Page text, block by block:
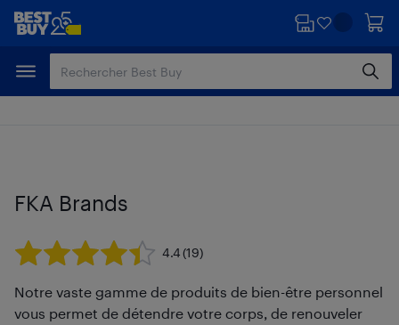
Passer
principal
Passer
FKA Brands
4.4(19)
Notre vaste gamme de produits de bien-être personnel
vous permet de détendre votre corps, de renouveler